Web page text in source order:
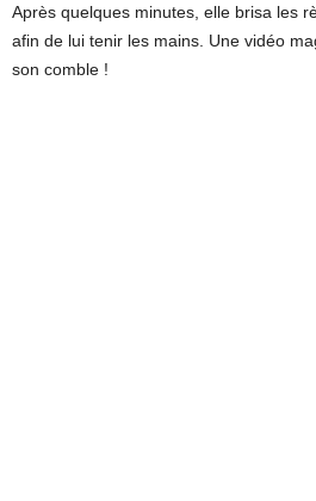
Après quelques minutes, elle brisa les
afin de lui tenir les mains. Une vidéo
son comble !